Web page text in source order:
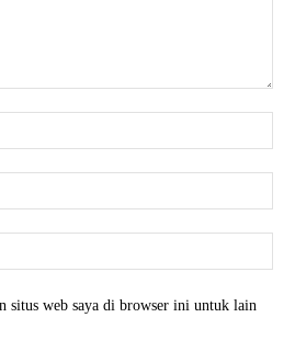
situs web saya di browser ini untuk lain